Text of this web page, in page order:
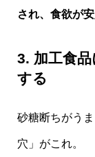
され、食欲が
3. 加工食
する
砂糖断ちがう
穴」がこれ。